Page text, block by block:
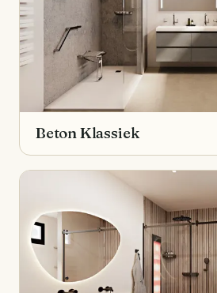
Beton Klassiek